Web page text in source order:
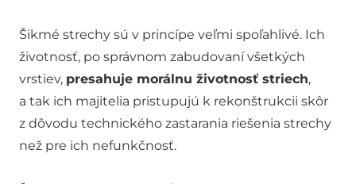
Šikmé strechy sú v princípe veľmi spoľahlivé. Ich
životnosť, po správnom zabudovaní všetkých
vrstiev, presahuje morálnu životnosť striech,
a tak ich majitelia pristupujú k rekonštrukcii skôr
z dôvodu technického zastarania riešenia strechy
než pre ich nefunkčnosť.